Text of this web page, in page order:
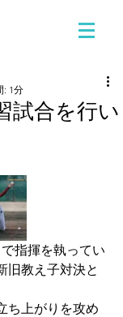
試合を行い
: 1分
指揮を執ってい
旧教え子対決と
ち上がりを攻め